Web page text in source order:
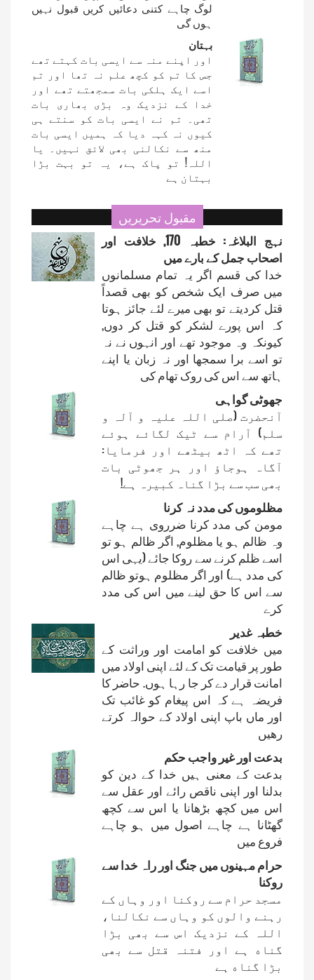
لوگ چاہے کتنی دعائیں کریں قبول نہیں
ہوں گی
بہتان
اور اپنے منہ سے ایسی بات کہتے تھے
جس کا تم کو کچھ علم نہ تھا اور تم
اسے ایک ہلکی بات سمجھتے تھے اور
خدا کے نزدیک وہ بڑی بھاری بات
تھی۔ تم نے ایسی بات کو سنتے ہی
کیوں نہ کہہ دیا کہ ہمیں ایسی بات
منھ سے نکالنی بھی ﻻئق نہیں۔ یا
اللہ! تو پاک ہے، یہ تو بہت بڑا
بہتان ہے
مقبول تحریریں
نہج البلاغہ: خطبہ 170, خلافت اور
اصحاب جمل کے بارے میں
خدا کی قسم اگر یہ تمام مسلمانوں
میں صرف ایک شخص کو بھی قصداً
قتل کردیتے تو بھی میرے لئے جائز ہوتا
کہ اس پورے لشکر کو قتل کر دوں,
کیونکہ وہ موجود تھے اور انہوں نے نہ
تو اسے برا سمجھا اور نہ زبان یا اپنے
ہاتھ سے اس کی روک تھام کی
جھوٹی گواہی
آنحضرت (صلی اللہ علیہ و آلہ و
سلم) آرام سے ٹیک لگائے ہوئے
تھے کہ اٹھ بیٹھے اور فرمایا:
آگاہ ہوجاؤ اور ہر جھوٹی بات
بھی سب سے بڑا گناہ کبیرہ ہے!
مظلوموں کی مدد نہ کرنا
مومن کی مدد کرنا ضرروی ہے چاہے
وہ ظالم ہو یا مظلوم, اگر ظالم ہو تو
اسے ظلم کرنے سے روکا جائے (یہی اس
کی مدد ہے) اور اگر مظلوم ہوتو ظالم
سے اس کا حق لینے میں اس کی مدد
کرے
خطبہ غدیر
میں خلافت کو امامت اور وراثت کے
طور پر قیامت تک کے لئے اپنی اولاد میں
امانت قرار دے کر جا رہا ہوں. حاضر کا
فریضہ ہے کہ اس پیغام کو غائب تک
اور ماں باپ اپنی اولاد کے حوالہ کرتے
رھیں
بدعت اور غیر واجب حکم
بدعت کے معنی ہیں خدا کے دین کو
بدلنا اور اپنی ناقص رائے اور عقل سے
اس میں کچھ بڑھانا یا اس سے کچھ
گھٹانا ہے چاہے اصول میں ہو چاہے
فروع میں
حرام مہینوں میں جنگ اور راہ خدا سے
روکنا
مسجد حرام سے روکنا اور وہاں کے
رہنے والوں کو وہاں سے نکالنا،
اللہ کے نزدیک اس سے بھی بڑا
گناه ہے اور فتنہ قتل سے بھی
بڑا گناه ہے